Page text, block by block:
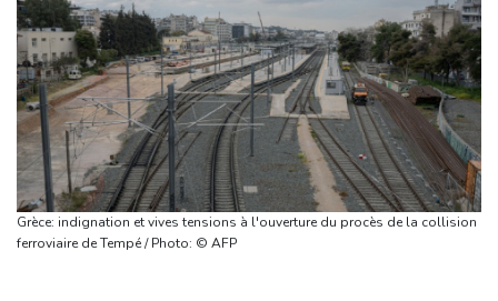
Grèce: indignation et vives tensions à l'ouverture du procès de la collision
ferroviaire de Tempé / Photo: © AFP